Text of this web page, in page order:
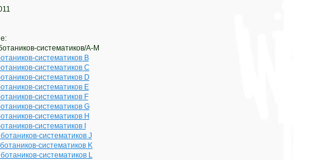
систематиков/A-M
систематиковB
систематиковC
систематиковD
систематиковE
систематиковF
систематиковG
систематиковH
систематиковI
систематиковJ
систематиковK
систематиковL